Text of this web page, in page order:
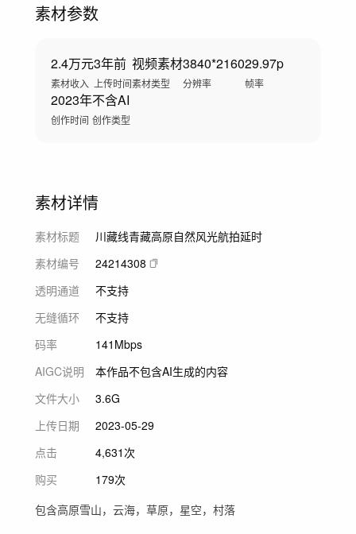
素材参数
2.4万元
素材收入
3年前
上传时间
视频素材
素材类型
3840*2160
分辨率
29.97p
帧率
2023年
创作时间
不含AI
创作类型
素材详情
素材标题
川藏线青藏高原自然风光航拍延时
素材编号
24214308
透明通道
不支持
无缝循环
不支持
码率
141Mbps
AIGC说明
本作品不包含AI生成的内容
文件大小
3.6G
上传日期
2023-05-29
点击
4,631次
购买
179次
包含高原雪山，云海，草原，星空，村落